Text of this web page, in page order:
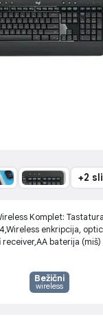
+2
Komplet:
enkripcija,
baterija (miš)
Bežični
wireless